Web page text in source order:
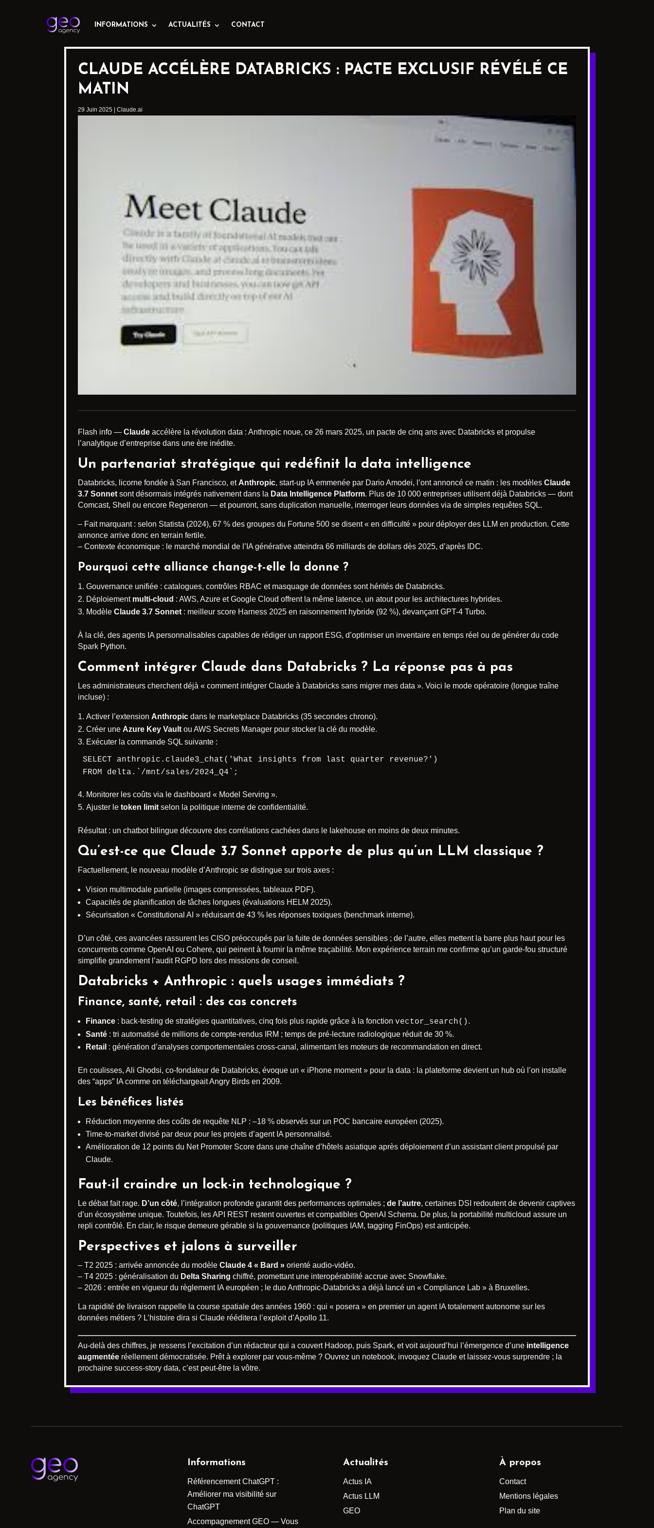
INFORMATIONS ACTUALITÉS CONTACT
CLAUDE ACCÉLÈRE DATABRICKS : PACTE EXCLUSIF RÉVÉLÉ CE
MATIN
29 Juin 2025 Claude.ai
Flash info — Claude accélère la révolution data : Anthropic noue, ce 26 mars 2025, un pacte de cinq ans avec Databricks et propulse
l’analytique d’entreprise dans une ère inédite.
Un partenariat stratégique qui redéfinit la data intelligence
Databricks, licorne fondée à San Francisco, etAnthropic, start-up IA emmenée par Dario Amodei, l’ont annoncé ce matin : les modèles Claude
3.7 Sonnetsont désormais intégrés nativement dans la Data Intelligence Platform. Plus de 10 000 entreprises utilisent déjà Databricks — dont
Comcast, Shell ou encore Regeneron — et pourront, sans duplication manuelle, interroger leurs données via de simples requêtes SQL.
– Fait marquant : selon Statista (2024), 67 % des groupes du Fortune 500 se disent « en difficulté » pour déployer des LLM en production. Cette
annonce arrive donc en terrain fertile.
– Contexte économique : le marché mondial de l’IA générative atteindra 66 milliards de dollars dès 2025, d’après IDC.
Pourquoi cette alliance change-t-elle la donne ?
Gouvernance unifiée : catalogues, contrôles RBAC et masquage de données sont hérités de Databricks.
Déploiement multi-cloud : AWS, Azure et Google Cloud offrent la même latence, un atout pour les architectures hybrides.
Modèle Claude 3.7 Sonnet: meilleur score Harness 2025 en raisonnement hybride (92 %), devançant GPT-4 Turbo.
À la clé, des agents IA personnalisables capables de rédiger un rapport ESG, d’optimiser un inventaire en temps réel ou de générer du code
Spark Python.
Comment intégrer Claude dans Databricks ? La réponse pas à pas
Les administrateurs cherchent déjà « comment intégrer Claude à Databricks sans migrer mes data ». Voici le mode opératoire (longue traîne
incluse) :
Activer l’extension Anthropic dans le marketplace Databricks (35 secondes chrono).
Créer une Azure Key Vaultou AWS Secrets Manager pour stocker la clé du modèle.
Exécuter la commande SQL suivante :
SELECT anthropic.claude3_chat('What insights from last quarter revenue?')
FROM delta.`/mnt/sales/2024_Q4`;
Monitorer les coûts via le dashboard « Model Serving ».
Ajuster le token limitselon la politique interne de confidentialité.
Résultat : un chatbot bilingue découvre des corrélations cachées dans le lakehouse en moins de deux minutes.
Qu’est-ce que Claude 3.7 Sonnet apporte de plus qu’un LLM classique ?
Factuellement, le nouveau modèle d’Anthropic se distingue sur trois axes :
Vision multimodale partielle (images compressées, tableaux PDF).
Capacités de planification de tâches longues (évaluations HELM 2025).
Sécurisation « Constitutional AI » réduisant de 43 % les réponses toxiques (benchmark interne).
D’un côté, ces avancées rassurent les CISO préoccupés par la fuite de données sensibles ; de l’autre, elles mettent la barre plus haut pour les
concurrents comme OpenAI ou Cohere, qui peinent à fournir la même traçabilité. Mon expérience terrain me confirme qu’un garde-fou structuré
simplifie grandement l’audit RGPD lors des missions de conseil.
Databricks + Anthropic : quels usages immédiats ?
Finance, santé, retail : des cas concrets
Finance : back-testing de stratégies quantitatives, cinq fois plus rapide grâce à la fonction vector_search() .
Santé : tri automatisé de millions de compte-rendus IRM ; temps de pré-lecture radiologique réduit de 30 %.
Retail : génération d’analyses comportementales cross-canal, alimentant les moteurs de recommandation en direct.
En coulisses, Ali Ghodsi, co-fondateur de Databricks, évoque un « iPhone moment » pour la data : la plateforme devient un hub où l’on installe
des “apps” IA comme on téléchargeait Angry Birds en 2009.
Les bénéfices listés
Réduction moyenne des coûts de requête NLP : –18 % observés sur un POC bancaire européen (2025).
Time-to-market divisé par deux pour les projets d’agent IA personnalisé.
Amélioration de 12 points du Net Promoter Score dans une chaîne d’hôtels asiatique après déploiement d’un assistant client propulsé par
Claude.
Faut-il craindre un lock-in technologique ?
Le débat fait rage. D’un côté, l’intégration profonde garantit des performances optimales ; de l’autre, certaines DSI redoutent de devenir captives
d’un écosystème unique. Toutefois, les API REST restent ouvertes et compatibles OpenAI Schema. De plus, la portabilité multicloud assure un
repli contrôlé. En clair, le risque demeure gérable si la gouvernance (politiques IAM, tagging FinOps) est anticipée.
Perspectives et jalons à surveiller
– T2 2025 : arrivée annoncée du modèle Claude 4 « Bard » orienté audio-vidéo.
– T4 2025 : généralisation du Delta Sharing chiffré, promettant une interopérabilité accrue avec Snowflake.
– 2026 : entrée en vigueur du règlement IA européen ; le duo Anthropic-Databricks a déjà lancé un « Compliance Lab » à Bruxelles.
La rapidité de livraison rappelle la course spatiale des années 1960 : qui « posera » en premier un agent IA totalement autonome sur les
données métiers ? L’histoire dira si Claude rééditera l’exploit d’Apollo 11.
Au-delà des chiffres, je ressens l’excitation d’un rédacteur qui a couvert Hadoop, puis Spark, et voit aujourd’hui l’émergence d’une intelligence
augmentée réellement démocratisée. Prêt à explorer par vous-même ? Ouvrez un notebook, invoquez Claude et laissez-vous surprendre ; la
prochaine success-story data, c’est peut-être la vôtre.
Informations
Référencement ChatGPT :
Améliorer ma visibilité sur
ChatGPT
Accompagnement GEO — Vous
Actualités
Actus IA
Actus LLM
GEO
À propos
Contact
Mentions légales
Plan du site